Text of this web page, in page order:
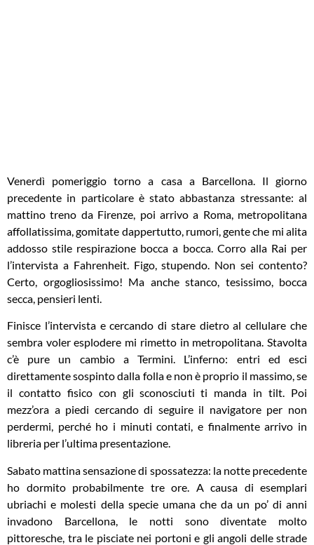
Venerdì pomeriggio torno a casa a Barcellona. Il giorno
precedente in particolare è stato abbastanza stressante: al
mattino treno da Firenze, poi arrivo a Roma, metropolitana
affollatissima, gomitate dappertutto, rumori, gente che mi alita
addosso stile respirazione bocca a bocca. Corro alla Rai per
l’intervista a Fahrenheit. Figo, stupendo. Non sei contento?
Certo, orgogliosissimo! Ma anche stanco, tesissimo, bocca
secca, pensieri lenti.
Finisce l’intervista e cercando di stare dietro al cellulare che
sembra voler esplodere mi rimetto in metropolitana. Stavolta
c’è pure un cambio a Termini. L’inferno: entri ed esci
direttamente sospinto dalla folla e non è proprio il massimo, se
il contatto fisico con gli sconosciuti ti manda in tilt. Poi
mezz’ora a piedi cercando di seguire il navigatore per non
perdermi, perché ho i minuti contati, e finalmente arrivo in
libreria per l’ultima presentazione.
Sabato mattina sensazione di spossatezza: la notte precedente
ho dormito probabilmente tre ore. A causa di esemplari
ubriachi e molesti della specie umana che da un po’ di anni
invadono Barcellona, le notti sono diventate molto
pittoresche, tra le pisciate nei portoni e gli angoli delle strade